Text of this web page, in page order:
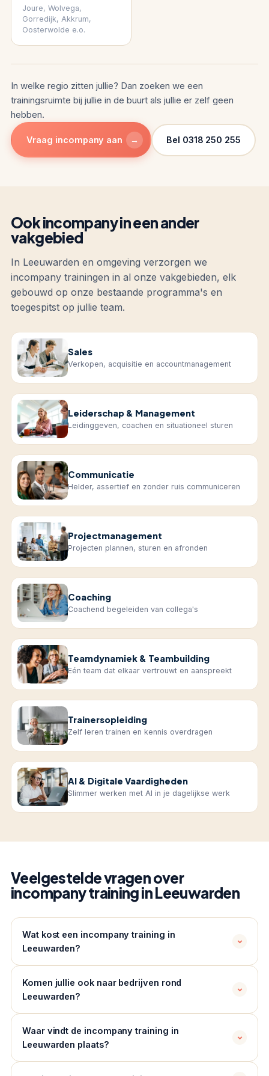
Joure, Wolvega,
Gorredijk, Akkrum,
Oosterwolde e.o.
In welke regio zitten jullie? Dan zoeken we een
trainingsruimte bij jullie in de buurt als jullie er zelf geen
hebben.
Vraag incompany aan → Bel 0318 250 255
Ook incompany in een ander
vakgebied
In Leeuwarden en omgeving verzorgen we
incompany trainingen in al onze vakgebieden, elk
gebouwd op onze bestaande programma's en
toegespitst op jullie team.
Sales
Verkopen, acquisitie en accountmanagement
Leiderschap & Management
Leidinggeven, coachen en situationeel sturen
Communicatie
Helder, assertief en zonder ruis communiceren
Projectmanagement
Projecten plannen, sturen en afronden
Coaching
Coachend begeleiden van collega's
Teamdynamiek & Teambuilding
Eén team dat elkaar vertrouwt en aanspreekt
Trainersopleiding
Zelf leren trainen en kennis overdragen
AI & Digitale Vaardigheden
Slimmer werken met AI in je dagelijkse werk
Veelgestelde vragen over
incompany training in Leeuwarden
Wat kost een incompany training in
Leeuwarden?
Komen jullie ook naar bedrijven rond
Leeuwarden?
Waar vindt de incompany training in
Leeuwarden plaats?